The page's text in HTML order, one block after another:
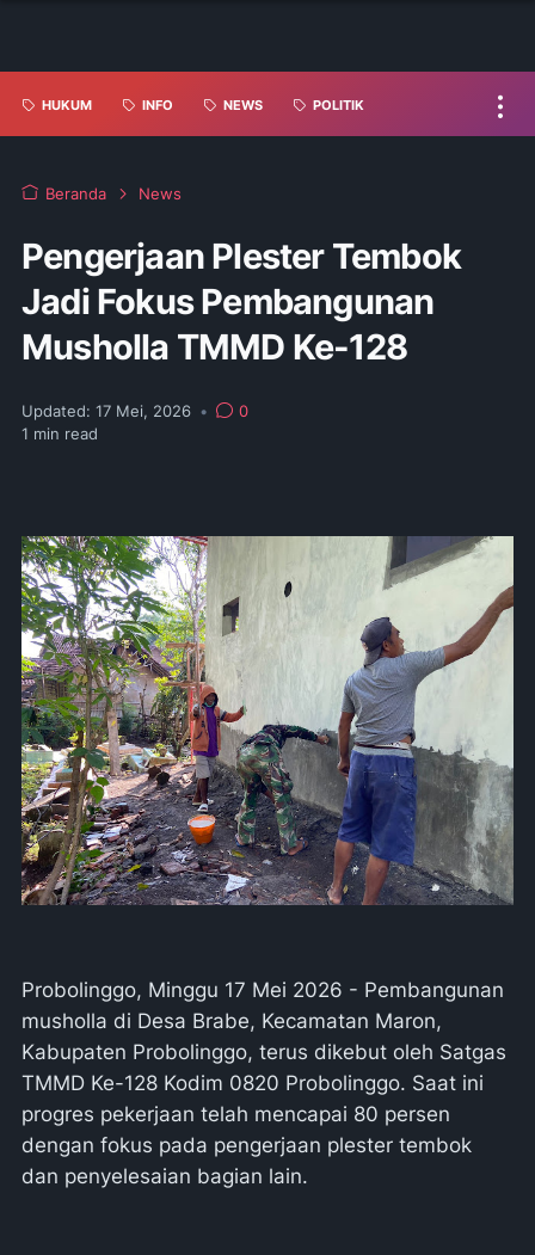
HUKUM INFO NEWS POLITIK
Beranda News
Pengerjaan Plester Tembok
Jadi Fokus Pembangunan
Musholla TMMD Ke-128
Updated: 17 Mei, 2026 •
0
1 min read
Probolinggo, Minggu 17 Mei 2026 - Pembangunan
musholla di Desa Brabe, Kecamatan Maron,
Kabupaten Probolinggo, terus dikebut oleh Satgas
TMMD Ke-128 Kodim 0820 Probolinggo. Saat ini
progres pekerjaan telah mencapai 80 persen
dengan fokus pada pengerjaan plester tembok
dan penyelesaian bagian lain.